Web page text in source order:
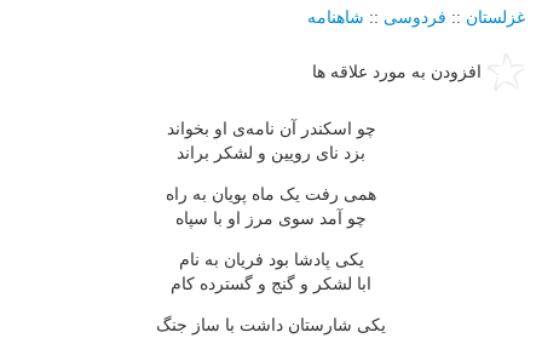
غزلستان :: فردوسی :: شاهنامه
افزودن به مورد علاقه ها
چو اسکندر آن نامه‌ی او بخواند
بزد نای رویین و لشکر براند
همی رفت یک ماه پویان به راه
چو آمد سوی مرز او با سپاه
یکی پادشا بود فریان به نام
ابا لشکر و گنج و گسترده کام
یکی شارستان داشت با ساز جنگ